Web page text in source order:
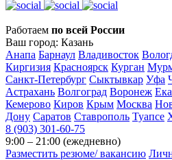
Работаем по всей России
Ваш город: Казань
Анапа Барнаул Владивосток
Киргизия Красноярск Курган
Санкт-Петербург Сыктывкар Уфа
Астрахань Волгоград Воронеж
Кемерово Киров Крым Москва
Дону Саратов Ставрополь Туапсе
8 (903) 301-60-75
9:00 – 21:00 (ежедневно)
Разместить резюме/ вакансию